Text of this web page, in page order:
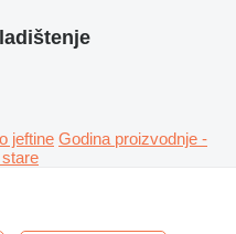
jeftine Godina proizvodnje -